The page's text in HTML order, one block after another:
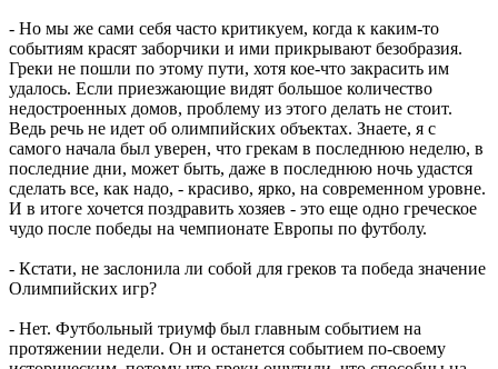
- Но мы же сами себя часто критикуем, когда к каким-то
событиям красят заборчики и ими прикрывают безобразия.
Греки не пошли по этому пути, хотя кое-что закрасить им
удалось. Если приезжающие видят большое количество
недостроенных домов, проблему из этого делать не стоит.
Ведь речь не идет об олимпийских объектах. Знаете, я с
самого начала был уверен, что грекам в последнюю неделю, в
последние дни, может быть, даже в последнюю ночь удастся
сделать все, как надо, - красиво, ярко, на современном уровне.
И в итоге хочется поздравить хозяев - это еще одно греческое
чудо после победы на чемпионате Европы по футболу.
- Кстати, не заслонила ли собой для греков та победа значение
Олимпийских игр?
- Нет. Футбольный триумф был главным событием на
протяжении недели. Он и останется событием по-своему